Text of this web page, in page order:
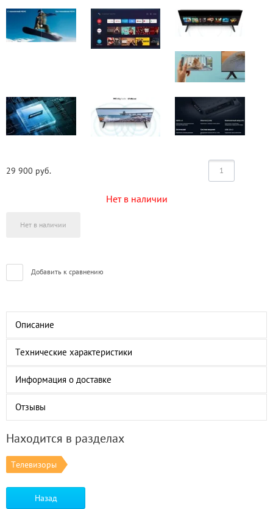
29 900 руб.
Нет в наличии
Нет в наличии
Добавить к сравнению
Описание
Технические характеристики
Информация о доставке
Отзывы
Находится в разделах
Телевизоры
Назад